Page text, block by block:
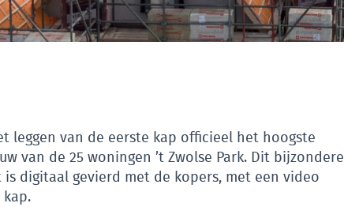
leggen van de eerste kap officieel het hoogste
van de 25 woningen ’t Zwolse Park. Dit bijzondere
digitaal gevierd met de kopers, met een video